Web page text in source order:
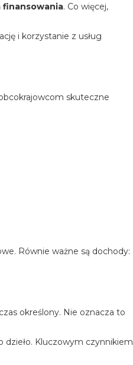
finansowania. Co więcej,
i korzystanie z usług
skuteczne
Równie ważne są dochody:
określony. Nie oznacza to
dzieło. Kluczowym czynnikiem